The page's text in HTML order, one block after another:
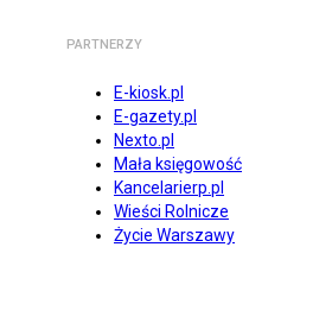
PARTNERZY
E-kiosk.pl
E-gazety.pl
Nexto.pl
Mała księgowość
Kancelarierp.pl
Wieści Rolnicze
Życie Warszawy